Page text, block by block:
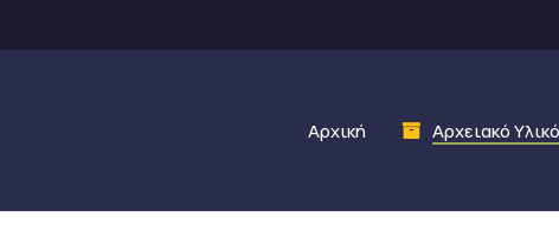
Αρχική Αρχειακό Υλικό